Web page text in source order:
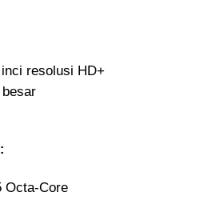
resolusi HD+
Octa-Core